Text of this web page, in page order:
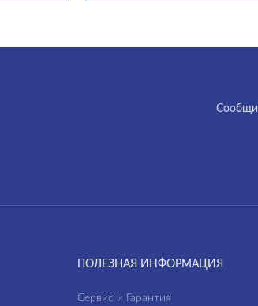
ПОЛЕЗНАЯ ИНФОРМАЦИЯ
Сервис и Гарантия